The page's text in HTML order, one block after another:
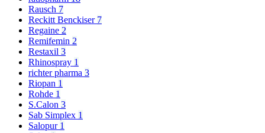
Rausch 7
Reckitt Benckiser 7
Regaine 2
Remifemin 2
Restaxil 3
Rhinospray 1
richter pharma 3
Riopan 1
Rohde 1
S.Calon 3
Sab Simplex 1
Salopur 1